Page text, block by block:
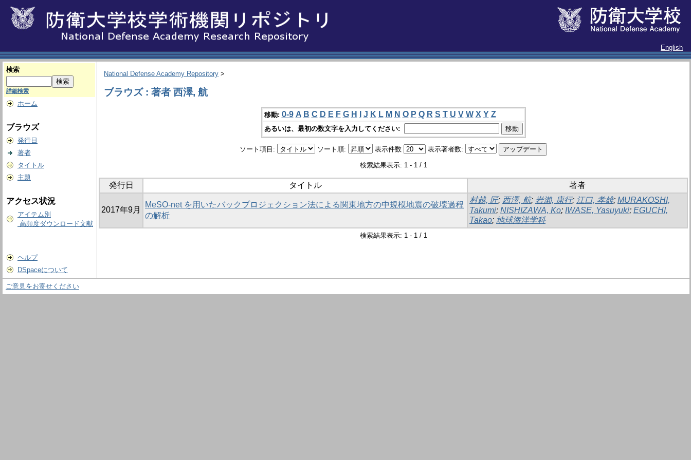
English
検索
詳細検索
ホーム
ブラウズ
発行日
著者
タイトル
主題
アクセス状況
アイテム別
高頻度ダウンロード文献
ヘルプ
DSpaceについて
National Defense Academy Repository >
ブラウズ : 著者 西澤, 航
移動: 0-9 A B C D E F G H J K L M N O P Q R S T U V W X Y Z
あるいは、最初の数文字を入力してください:
ソート項目: ソート順: 表示件数 表示著者数:
検索結果表示: 1 - 1 / 1
発行日 タイトル 著者
2017年9月
MeSO-net を用いたバックプロジェクション法による関東地方の中規模地震の破壊過程
の解析
村越, 匠; 西澤, 航; 岩瀨, 康行; 江口, 孝雄; MURAKOSHI,
Takumi; NISHIZAWA, Ko; IWASE, Yasuyuki; EGUCHI,
Takao; 地球海洋学科
検索結果表示: 1 - 1 / 1
ご意見をお寄せください